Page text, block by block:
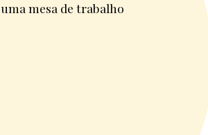
uma mesa de trabalho